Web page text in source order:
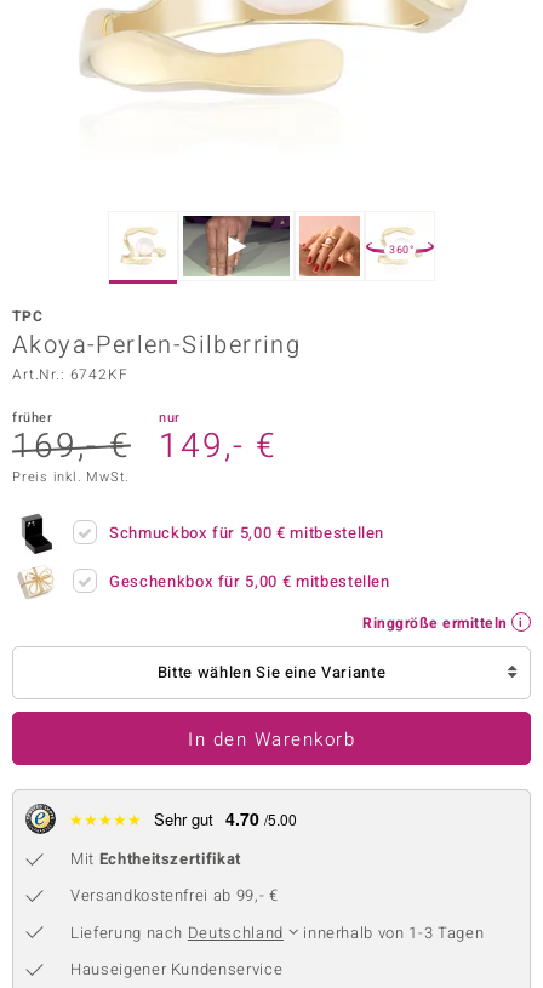
Vogue
Paraíso
Collection
Collection
360°
TPC
Akoya-Perlen-Silberring
Art.Nr.: 6742KF
früher
169,- €
nur
149,- €
Preis inkl. MwSt.
Schmuckbox für 5,00 € mitbestellen
Geschenkbox für 5,00 € mitbestellen
Ringgröße ermitteln
Bitte wählen Sie eine Variante
In den Warenkorb
★★★★★ Sehr gut 4.70 /5.00
Mit Echtheitszertifikat
Versandkostenfrei ab 99,- €
Lieferung nach Deutschland
innerhalb von 1-3 Tagen
Hauseigener Kundenservice